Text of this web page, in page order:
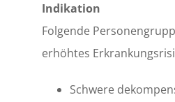
Indikation
Folgende
erhöhtes
Schwere